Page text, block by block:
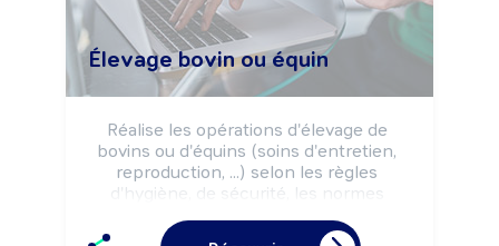
Élevage bovin ou équin
Réalise les opérations d'élevage de
bovins ou d'équins (soins d'entretien,
reproduction, ...) selon les règles
d'hygiène, de sécurité, les normes
production (rendement, ...).